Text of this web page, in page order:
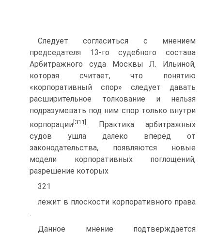
Следует согласиться с мнением
председателя 13-го судебного состава
Арбитражного суда Москвы Л. Ильиной,
которая считает, что понятию
«корпоративный спор» следует давать
расширительное толкование и нельзя
подразумевать под ним спор только внутри
корпорации [311]. Практика арбитражных
судов ушла далеко вперед от
законодательства, появляются новые
модели корпоративных поглощений,
разрешение которых
321
лежит в плоскости корпоративного права
.
Данное мнение подтверждается